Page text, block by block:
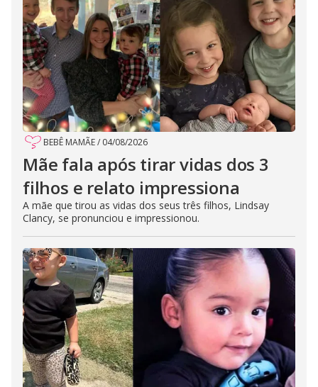
BEBÊ MAMÃE/ 04/08/2026
Mãe fala após tirar vidas dos 3
filhos e relato impressiona
A mãe que tirou as vidas dos seus três filhos, Lindsay
Clancy, se pronunciou e impressionou.